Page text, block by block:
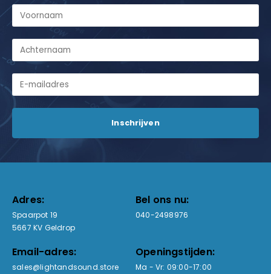
Adres:
Spaarpot 19
5667 KV Geldrop
Bel ons nu:
040-2498976
Email-adres:
sales@lightandsound.store
Openingstijden:
Ma - Vr: 09:00-17:00